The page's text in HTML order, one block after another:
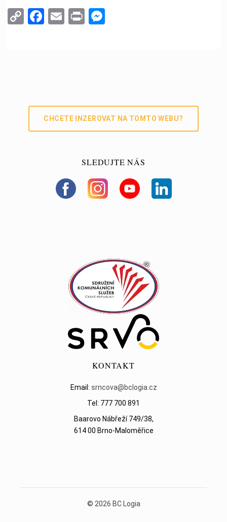
C Fa E Pr
CHCETE INZEROVAT NA TOMTO WEBU?
SLEDUJTE NÁS
KONTAKT
Email: srncova@bclogia.cz
Tel: 777 700 891
Baarovo Nábřeží 749/38,
614 00 Brno-Maloměřice
© 2026 BC Logia